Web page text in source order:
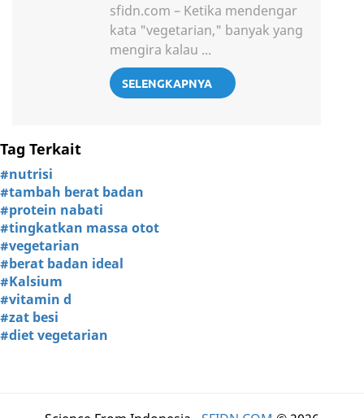
sfidn.com – Ketika mendengar
kata "vegetarian," banyak yang
mengira kalau ...
SELENGKAPNYA
Tag Terkait
#nutrisi
#tambah berat badan
#protein nabati
#tingkatkan massa otot
#vegetarian
#berat badan ideal
#Kalsium
#vitamin d
#zat besi
#diet vegetarian